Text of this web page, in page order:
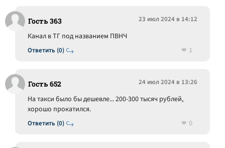
Гость 363 23 июл 2024 в 14:12
Ответить (0)
Канал в ТГ под названием ПВНЧ
1
Гость 652 24 июл 2024 в 13:26
Ответить (0)
На такси было бы дешевле... 200-300 тысяч рублей,
хорошо прокатился.
0